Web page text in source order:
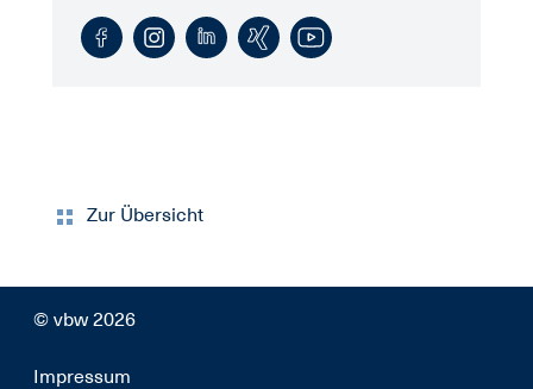
Zur Übersicht
© vbw 2026
Impressum